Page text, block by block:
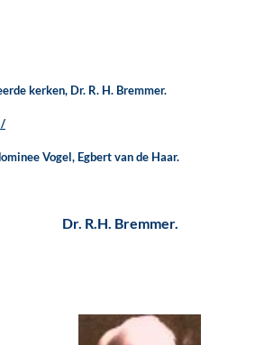
kerken, Dr. R. H. Bremmer.
Vogel, Egbert van de Haar.
Dr. R.H. Bremmer.